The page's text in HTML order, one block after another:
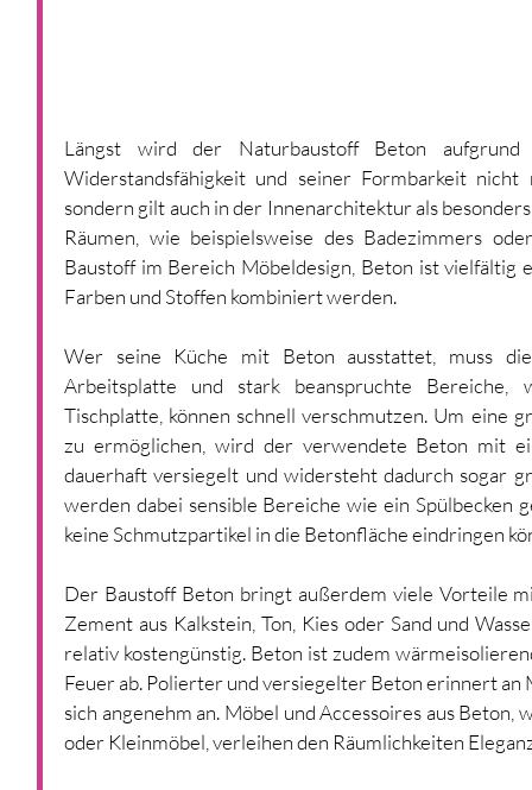
Längst wird der Naturbaustoff Beton aufgrund
Widerstandsfähigkeit und seiner Formbarkeit
sondern gilt auch in der Innenarchitektur als
Räumen, wie beispielsweise des Badezimmers
Baustoff im Bereich Möbeldesign, Beton ist vielfältig
Farben und Stoffen kombiniert werden.
Wer seine Küche mit Beton ausstattet, muss
Arbeitsplatte und stark beanspruchte Bereiche,
Tischplatte, können schnell verschmutzen. Um eine
zu ermöglichen, wird der verwendete Beton mit
dauerhaft versiegelt und widersteht dadurch sogar
werden dabei sensible Bereiche wie ein Spülbecken
keine Schmutzpartikel in die Betonfläche eindringen
Der Baustoff Beton bringt außerdem viele Vorteile
Zement aus Kalkstein, Ton, Kies oder Sand und
relativ kostengünstig. Beton ist zudem
Feuer ab. Polierter und versiegelter Beton erinnert an
sich angenehm an. Möbel und Accessoires aus Beton,
oder Kleinmöbel, verleihen den Räumlichkeiten